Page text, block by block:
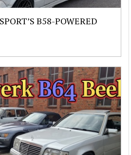
B58-POWERED